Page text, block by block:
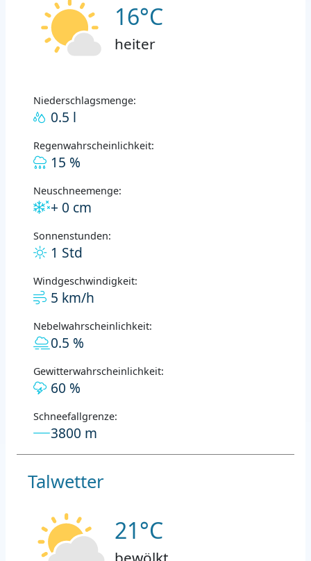
16°C
heiter
Niederschlagsmenge:
0.5 l
Regenwahrscheinlichkeit:
15 %
Neuschneemenge:
+ 0 cm
Sonnenstunden:
1 Std
Windgeschwindigkeit:
5 km/h
Nebelwahrscheinlichkeit:
0.5 %
Gewitterwahrscheinlichkeit:
60 %
Schneefallgrenze:
3800 m
Talwetter
21°C